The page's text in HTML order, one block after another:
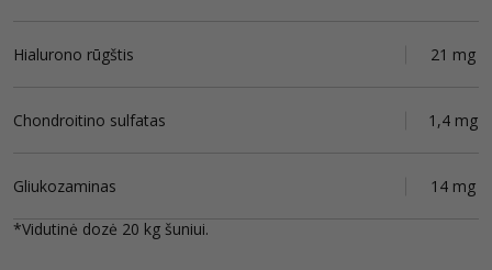
Hialurono rūgštis 21 mg
Chondroitino sulfatas 1,4 mg
Gliukozaminas 14 mg
*Vidutinė dozė 20 kg šuniui.